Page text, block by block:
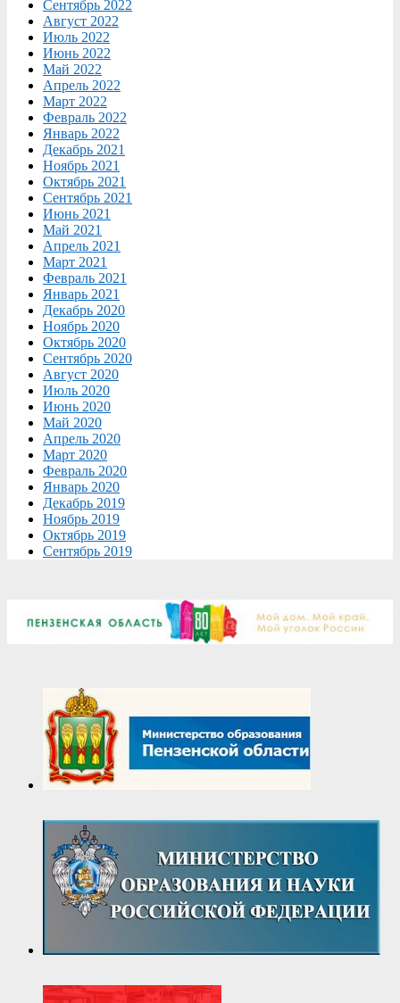
Сентябрь 2022
Август 2022
Июль 2022
Июнь 2022
Май 2022
Апрель 2022
Март 2022
Февраль 2022
Январь 2022
Декабрь 2021
Ноябрь 2021
Октябрь 2021
Сентябрь 2021
Июнь 2021
Май 2021
Апрель 2021
Март 2021
Февраль 2021
Январь 2021
Декабрь 2020
Ноябрь 2020
Октябрь 2020
Сентябрь 2020
Август 2020
Июль 2020
Июнь 2020
Май 2020
Апрель 2020
Март 2020
Февраль 2020
Январь 2020
Декабрь 2019
Ноябрь 2019
Октябрь 2019
Сентябрь 2019